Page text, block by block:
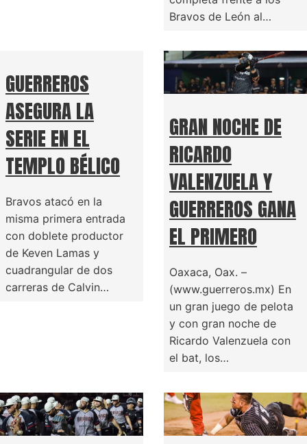
Bravos de León al…
GUERREROS
ASEGURA LA
SERIE EN EL
TEMPLO BÉLICO
Bravos atacó en la
misma primera entrada
con doblete productor
de Keven Lamas y
cuadrangular de dos
carreras de Calvin…
GRAN NOCHE DE
RICARDO
VALENZUELA Y
GUERREROS GANA
EL PRIMERO
Oaxaca, Oax. –
(www.guerreros.mx) En
un gran juego de pelota
y con gran noche de
Ricardo Valenzuela con
el bat, los…